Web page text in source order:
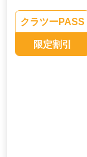
クラツーPASS
限定割引